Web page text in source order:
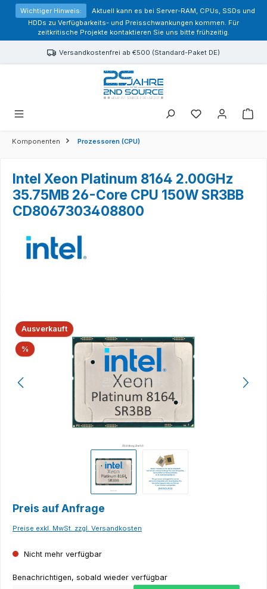
springen
Wichtiger Hinweis:
Aktuell kann es bei Server-RAM, CPUs, SSDs und
HDDs zu Verfügbarkeits- und Preisschwankungen kommen. Für
zeitkritische Projekte kontaktieren Sie uns bitte frühzeitig.
Versandkostenfrei ab €500 (Standard-Paket DE)
Sie haben 0
Komponenten Prozessoren (CPU)
Intel Xeon Platinum 8164 2.00GHz
35.75MB 26-Core CPU 150W SR3BB
CD8067303408800
Bildergalerie überspringen
Ausverkauft
% Rabatt
Preis auf Anfrage
Preise exkl. MwSt. zzgl. Versandkosten
Nicht mehr verfügbar
Benachrichtigen, sobald wieder verfügbar